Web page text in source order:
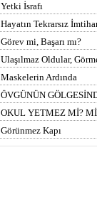
Yetki İsrafı
Hayatın Tekrarsız
Görev mi, Başarı mı?
Ulaşılmaz Oldular,
Maskelerin Ardında
ÖVGÜNÜN
OKUL YETMEZ Mİ?
Görünmez Kapı